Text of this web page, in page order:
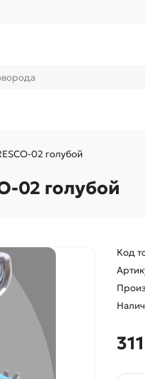
02 голубой
02 голубой
Код